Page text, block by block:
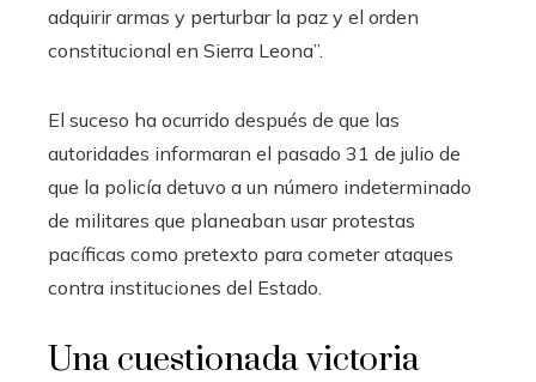
adquirir armas y perturbar la paz y el orden
constitucional en Sierra Leona”.
El suceso ha ocurrido después de que las
autoridades informaran el pasado 31 de julio de
que la policía detuvo a un número indeterminado
de militares que planeaban usar protestas
pacíficas como pretexto para cometer ataques
contra instituciones del Estado.
Una cuestionada victoria